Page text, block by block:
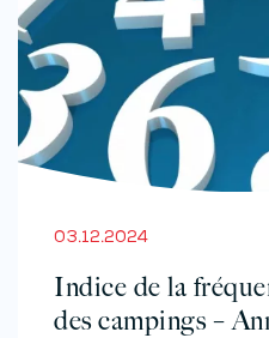
03.12.2024
Indice de la
des campings –